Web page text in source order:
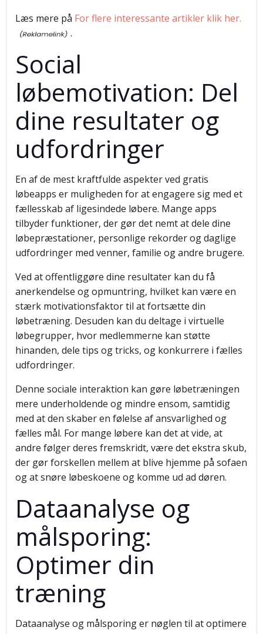
Læs mere på For flere interessante artikler klik her.
.
Social
løbemotivation: Del
dine resultater og
udfordringer
En af de mest kraftfulde aspekter ved gratis
løbeapps er muligheden for at engagere sig med et
fællesskab af ligesindede løbere. Mange apps
tilbyder funktioner, der gør det nemt at dele dine
løbepræstationer, personlige rekorder og daglige
udfordringer med venner, familie og andre brugere.
Ved at offentliggøre dine resultater kan du få
anerkendelse og opmuntring, hvilket kan være en
stærk motivationsfaktor til at fortsætte din
løbetræning. Desuden kan du deltage i virtuelle
løbegrupper, hvor medlemmerne kan støtte
hinanden, dele tips og tricks, og konkurrere i fælles
udfordringer.
Denne sociale interaktion kan gøre løbetræningen
mere underholdende og mindre ensom, samtidig
med at den skaber en følelse af ansvarlighed og
fælles mål. For mange løbere kan det at vide, at
andre følger deres fremskridt, være det ekstra skub,
der gør forskellen mellem at blive hjemme på sofaen
og at snøre løbeskoene og komme ud ad døren.
Dataanalyse og
målsporing:
Optimer din
træning
Dataanalyse og målsporing er nøglen til at optimere